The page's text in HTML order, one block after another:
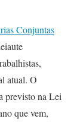
Conjuntas
atual. O
previsto na Lei
que vem,